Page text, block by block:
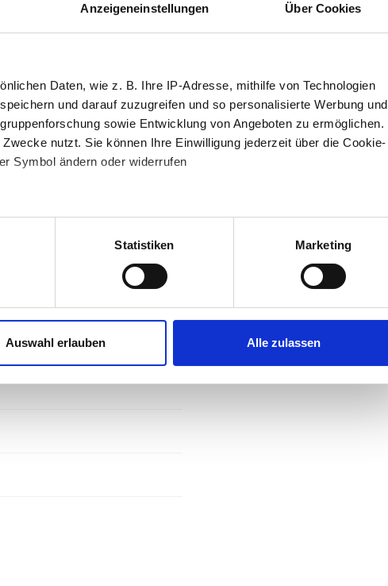
Anzeigeneinstellungen Über Cookies
Daten, wie z. B. Ihre IP-Adresse, mithilfe von Technologien
und darauf zuzugreifen und so personalisierte Werbung und
sowie Entwicklung von Angeboten zu ermöglichen.
nutzt. Sie können Ihre Einwilligung jederzeit über die Cookie-
Symbol ändern oder widerrufen
welche bis auf einige Meter genau sein können
Merkmalen (Fingerprinting) identifizieren
verarbeitet werden, und legen Sie Ihre Präferenzen imAbschnitt
personalisieren, Funktionen für soziale Medien anbieten zu können
geben wir Informationen zu Ihrer Verwendung unserer
Statistiken Marketing
Auswahl erlauben Alle zulassen